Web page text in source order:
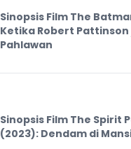
Sinopsis Film The
Ketika Robert Pattinson
Pahlawan
Sinopsis Film The Spirit
(2023): Dendam di